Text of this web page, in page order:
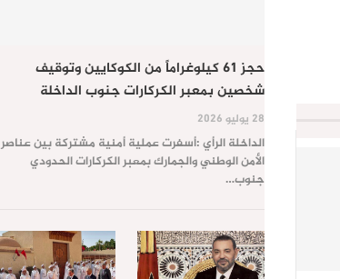
حجز 61 كيلوغراماً من الكوكايين وتوقيف
شخصين بمعبر الكركارات جنوب الداخلة
28 يوليو 2026
الداخلة الرأي :أسفرت عملية أمنية مشتركة بين عناصر
الأمن الوطني والجمارك بمعبر الكركارات الحدودي
جنوب…